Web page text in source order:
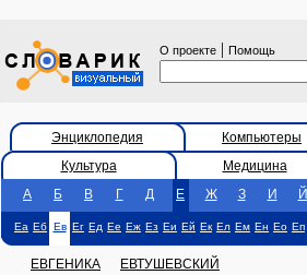
О проекте | Помощь
Энциклопедия Компьютеры
Культура
Медицина
А
Б В Г Д Е Ж З И Й
Еа Еб Ев Ег Ед Ее Еж Ез Еи Ей Ек Ел Ем Ен Ео Еп
ЕВГЕНИКА ЕВТУШЕВСКИЙ